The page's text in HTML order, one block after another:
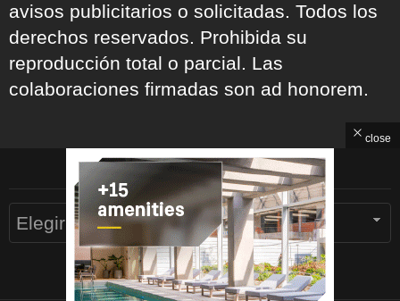
avisos publicitarios o solicitadas. Todos los
derechos reservados. Prohibida su
reproducción total o parcial. Las
colaboraciones firmadas son ad honorem.
ARCHIVOS
close